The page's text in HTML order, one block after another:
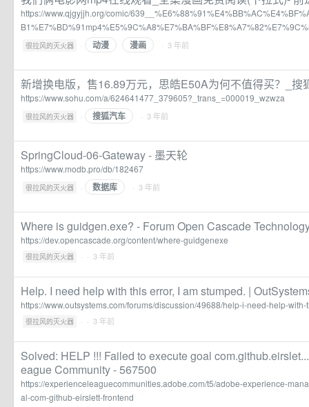
https://www.qjgyjjh.org/comic/
很拉风的灭火器 · 动漫 漫画 · 3 年前
新增换电版，售16.89万元，思皓E50A为何不值得买？_搜
https://www.sohu.com/a/624641477_379605?_trans_=000019_wzwza
很拉风的灭火器 · 搜狐汽车 · 3 年前
SpringCloud-06-Gateway - 墨天轮
https://www.modb.pro/db/182467
很拉风的灭火器 · 数据库 · 3 年前
Where is guidgen.exe? - Forum Open Cascade
https://dev.opencascade.org/content/where-guidgenexe
很拉风的灭火器 · · 3 年前
Help. I need help with this error, I am stumped. |
https://www.outsystems.com/forums/discussion/49688/help-i-need-help-
很拉风的灭火器 · · 3 年前
Solved: HELP !!! Failed to execute goal
eague Community - 567500
https://experienceleaguecommunities.adobe.com/t5/adobe-experience-
al-com-github-eirslett-frontend